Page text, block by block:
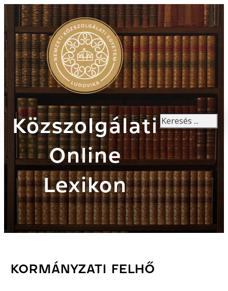
Közszolgálati
Online
Lexikon
Keresés
KORMÁNYZATI FELHŐ